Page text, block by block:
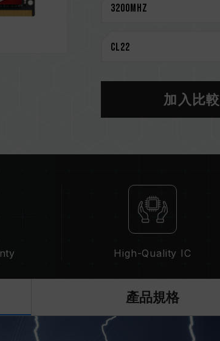
請勿混合使用不同容量
CPU 記憶體控制器
若未啟用 XMP 2.0（
DDR4 2133 / 2400 (
超頻導致系統不穩定，
請確認您的主機板與
示的超頻頻率。
十銓科技的記憶體模
繫處理器或主機板相關
加入比較
High-Quality IC
產品規格